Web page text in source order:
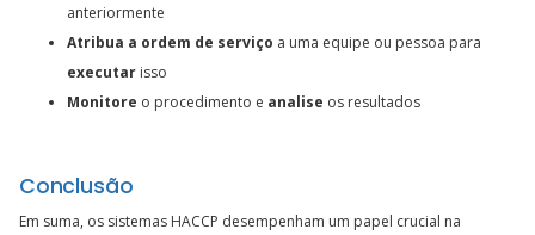
anteriormente
Atribua a ordem de serviço a uma equipe ou pessoa para
executar isso
Monitore o procedimento e analise os resultados
Conclusão
Em suma, os sistemas HACCP desempenham um papel crucial na